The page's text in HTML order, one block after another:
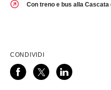
Con treno e bus alla
CONDIVIDI